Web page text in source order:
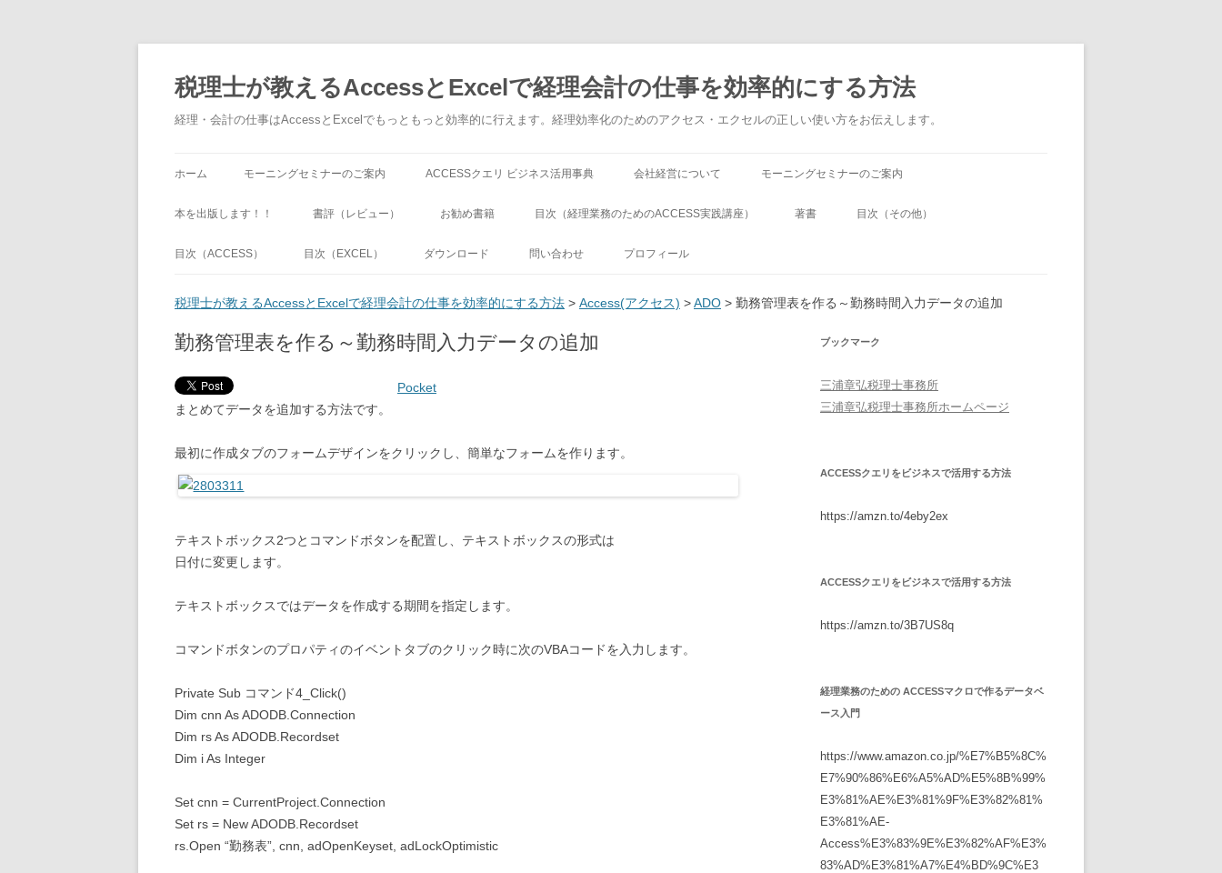
税理士が教えるAccessとExcelで経理会計の仕事を効率的にする方法
経理・会計の仕事はAccessとExcelでもっともっと効率的に行えます。経理効率化のためのアクセス・エクセルの正しい使い方をお伝えします。
ホーム モーニングセミナーのご案内 ACCESSクエリ ビジネス活用事典 会社経営について モーニングセミナーのご案内
本を出版します！！ 書評（レビュー） お勧め書籍 目次（経理業務のためのACCESS実践講座） 著書 目次（その他）
目次（ACCESS） 目次（EXCEL） ダウンロード 問い合わせ プロフィール
税理士が教えるAccessとExcelで経理会計の仕事を効率的にする方法 > Access(アクセス) >ADO > 勤務管理表を作る～勤務時間入力データの追加
勤務管理表を作る～勤務時間入力データの追加
Pocket
まとめてデータを追加する方法です。
最初に作成タブのフォームデザインをクリックし、簡単なフォームを作ります。
テキストボックス2つとコマンドボタンを配置し、テキストボックスの形式は
日付に変更します。
テキストボックスではデータを作成する期間を指定します。
コマンドボタンのプロパティのイベントタブのクリック時に次のVBAコードを入力します。
Private Sub コマンド4_Click()
Dim cnn As ADODB.Connection
Dim rs As ADODB.Recordset
Dim i As Integer
Set cnn = CurrentProject.Connection
Set rs = New ADODB.Recordset
rs.Open “勤務表”, cnn, adOpenKeyset, adLockOptimistic
ブックマーク
三浦章弘税理士事務所
三浦章弘税理士事務所ホームページ
ACCESSクエリをビジネスで活用する方法
https://amzn.to/4eby2ex
ACCESSクエリをビジネスで活用する方法
https://amzn.to/3B7US8q
経理業務のための ACCESSマクロで作るデータベ
ース入門
https://www.amazon.co.jp/%E7%B5%8C%
E7%90%86%E6%A5%AD%E5%8B%99%
E3%81%AE%E3%81%9F%E3%82%81%
E3%81%AE-
Access%E3%83%9E%E3%82%AF%E3%
83%AD%E3%81%A7%E4%BD%9C%E3